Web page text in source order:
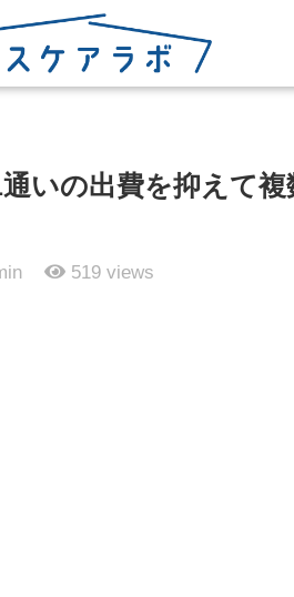
いの出費を抑えて
519 views